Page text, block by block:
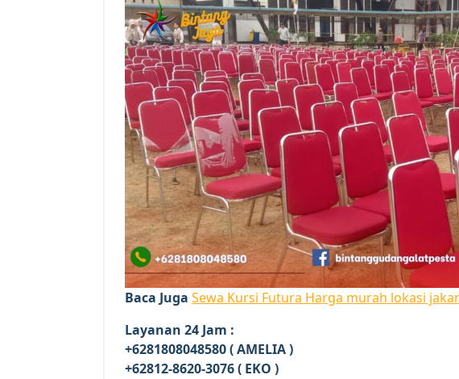
Baca Juga Sewa Kursi Futura Harga murah lokasi
Layanan 24 Jam :
+6281808048580 ( AMELIA )
+62812-8620-3076 ( EKO )